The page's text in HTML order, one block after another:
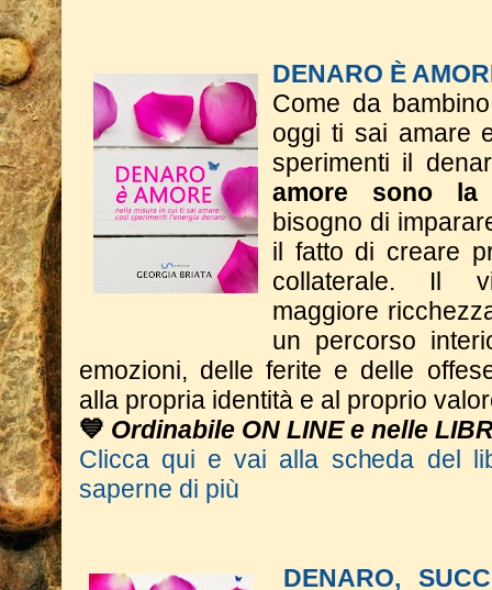
DENARO È
Come da
oggi ti sai amare
sperimenti il
amore sono la
bisogno di
il fatto di creare
collaterale. Il
maggiore
un percorso
emozioni, delle ferite e delle
alla propria identità e al proprio
💙 Ordinabile ON LINE e nelle
Clicca qui e vai alla scheda del
saperne di più
DENARO,